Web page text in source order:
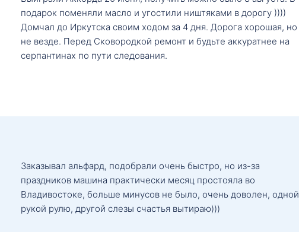
подарок поменяли масло и угостили ништяками в дорогу ))))
Домчал до Иркутска своим ходом за 4 дня. Дорога хорошая, но
не везде. Перед Сковородкой ремонт и будьте аккуратнее на
серпантинах по пути следования.
Заказывал альфард, подобрали очень быстро, но из-за
праздников машина практически месяц простояла во
Владивостоке, больше минусов не было, очень доволен, одной
рукой рулю, другой слезы счастья вытираю)))